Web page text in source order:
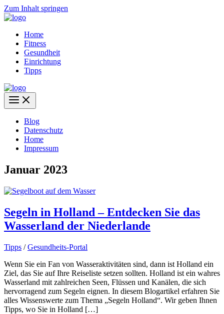
Zum Inhalt springen
Home
Fitness
Gesundheit
Einrichtung
Tipps
Blog
Datenschutz
Home
Impressum
Januar 2023
Segeln in Holland – Entdecken Sie das
Wasserland der Niederlande
Tipps /Gesundheits-Portal
Wenn Sie ein Fan von Wasseraktivitäten sind, dann ist Holland ein
Ziel, das Sie auf Ihre Reiseliste setzen sollten. Holland ist ein wahres
Wasserland mit zahlreichen Seen, Flüssen und Kanälen, die sich
hervorragend zum Segeln eignen. In diesem Blogartikel erfahren Sie
alles Wissenswerte zum Thema „Segeln Holland“. Wir geben Ihnen
Tipps, wo Sie in Holland […]